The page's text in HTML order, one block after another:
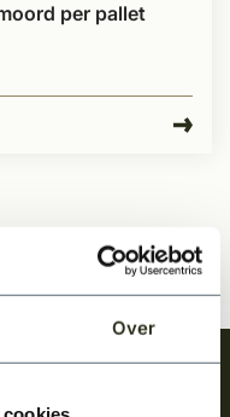
Over
per pallet